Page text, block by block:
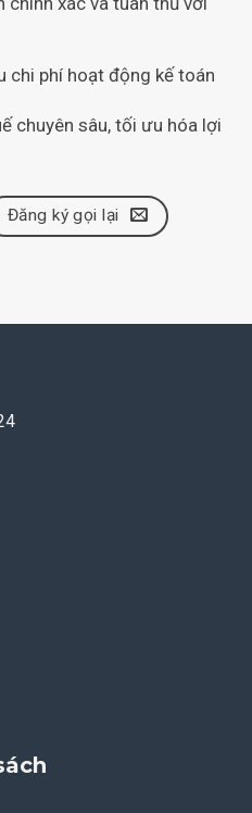
chi phí hoạt động kế toán
chuyên sâu, tối ưu hóa lợi
Đăng ký gọi lại